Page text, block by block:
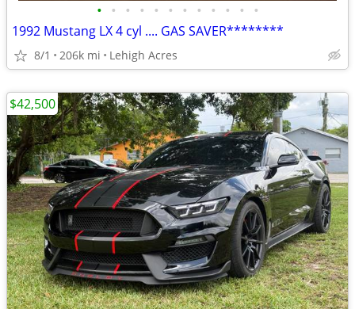
• • • • • • • • • • • •
1992 Mustang LX 4 cyl .... GAS SAVER********
8/1 206k mi Lehigh Acres
$42,500